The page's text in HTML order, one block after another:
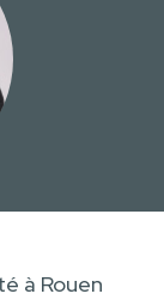
à Rouen